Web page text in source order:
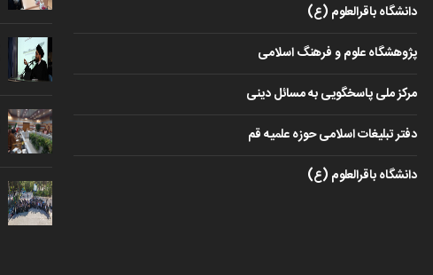
دانشگاه باقرالعلوم (ع)
پژوهشگاه علوم و فرهنگ اسلامی
مرکز ملی پاسخگویی به مسائل دینی
دفتر تبلیغات اسلامی حوزه علمیه قم
دانشگاه باقرالعلوم (ع)